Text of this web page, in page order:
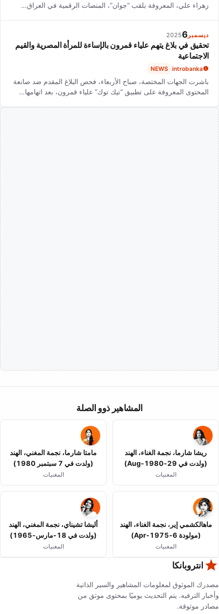
زهراء علي، المعروفة بلقب “جوان”، المنصات الرقمية في العراق…
ديسمبر 6
2025
تحقيق في بلاغ يتهم علياء قمرون بالإساءة للمرأة المصرية والقيم
الاجتماعية
introbanka
NEWS
باشرت الجهات المختصة، صباح الأربعاء، فحص البلاغ المقدم ضد صانعة
المحتوى المعروفة على تطبيق “تيك توك” علياء قمرون، بعد اتهامها…
المشاهير ذوو الصلة
ريشا شارما، نجمة الغناء، الهند
(ولدت في 29-Aug-1980)
المغنيات
مامتا شارما، نجمة المغني، الهند
(ولدت في 7 سبتمبر 1980)
المغنيات
ماهالكشمي إير، نجمة الغناء، الهند
(مولودة 6-Apr-1975)
المغنيات
أليشا تشيناي، نجمة المغني، الهند
(ولدت في 18-مارس-1965)
المغنيات
انتروبانكا
مصدرك الموثوق لمعلومات المشاهير والسير الذاتية
وأخبار الترفيه. يتم التحديث يوميًا بمحتوى موثق من
مصادر موثوقة.